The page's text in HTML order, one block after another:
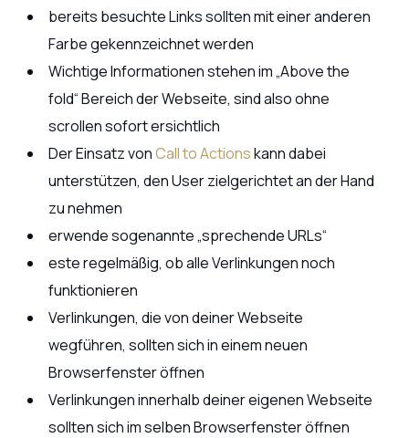
bereits besuchte Links sollten mit einer anderen
Farbe gekennzeichnet werden
Wichtige Informationen stehen im „Above the
fold“ Bereich der Webseite, sind also ohne
scrollen sofort ersichtlich
Der Einsatz vonCall to Actionskann dabei
unterstützen, den User zielgerichtet an der Hand
zu nehmen
erwende sogenannte „sprechende URLs“
este regelmäßig, ob alle Verlinkungen noch
funktionieren
Verlinkungen, die von deiner Webseite
wegführen, sollten sich in einem neuen
Browserfenster öffnen
Verlinkungen innerhalb deiner eigenen Webseite
sollten sich im selben Browserfenster öffnen